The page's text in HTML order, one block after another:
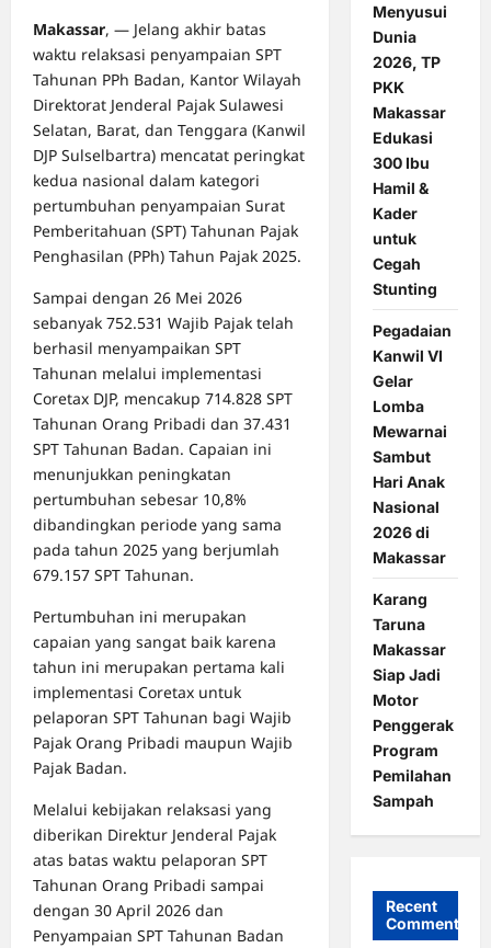
Makassar, — Jelang akhir batas
waktu relaksasi penyampaian SPT
Tahunan PPh Badan, Kantor Wilayah
Direktorat Jenderal Pajak Sulawesi
Selatan, Barat, dan Tenggara (Kanwil
DJP Sulselbartra) mencatat peringkat
kedua nasional dalam kategori
pertumbuhan penyampaian Surat
Pemberitahuan (SPT) Tahunan Pajak
Penghasilan (PPh) Tahun Pajak 2025.
Sampai dengan 26 Mei 2026
sebanyak 752.531 Wajib Pajak telah
berhasil menyampaikan SPT
Tahunan melalui implementasi
Coretax DJP, mencakup 714.828 SPT
Tahunan Orang Pribadi dan 37.431
SPT Tahunan Badan. Capaian ini
menunjukkan peningkatan
pertumbuhan sebesar 10,8%
dibandingkan periode yang sama
pada tahun 2025 yang berjumlah
679.157 SPT Tahunan.
Pertumbuhan ini merupakan
capaian yang sangat baik karena
tahun ini merupakan pertama kali
implementasi Coretax untuk
pelaporan SPT Tahunan bagi Wajib
Pajak Orang Pribadi maupun Wajib
Pajak Badan.
Melalui kebijakan relaksasi yang
diberikan Direktur Jenderal Pajak
atas batas waktu pelaporan SPT
Tahunan Orang Pribadi sampai
dengan 30 April 2026 dan
Penyampaian SPT Tahunan Badan
Menyusui
Dunia
2026, TP
PKK
Makassar
Edukasi
300 Ibu
Hamil &
Kader
untuk
Cegah
Stunting
Pegadaian
Kanwil VI
Gelar
Lomba
Mewarnai
Sambut
Hari Anak
Nasional
2026 di
Makassar
Karang
Taruna
Makassar
Siap Jadi
Motor
Penggerak
Program
Pemilahan
Sampah
Recent
Comments